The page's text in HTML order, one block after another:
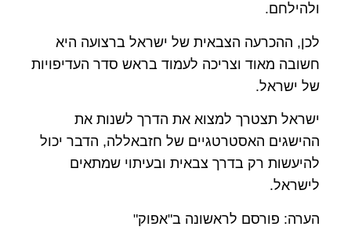
ולהילחם.
לכן, ההכרעה הצבאית של ישראל ברצועה היא
חשובה מאוד וצריכה לעמוד בראש סדר העדיפויות
של ישראל.
ישראל תצטרך למצוא את הדרך לשנות את
ההישגים האסטרטגיים של חזבאללה, הדבר יכול
להיעשות רק בדרך צבאית ובעיתוי שמתאים
לישראל.
הערה: פורסם לראשונה ב"אפוק"